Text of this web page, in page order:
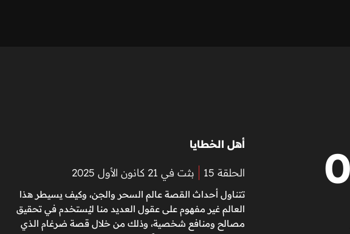
أهل الخطايا
الحلقة 15 بثت في 21 كانون الأول 2025
تتناول أحداث القصة عالم السحر والجن، وكيف يسيطر هذا
العالم غير مفهوم على عقول العديد منا ليُستخدم في تحقيق
مصالح ومنافع شخصية، وذلك من خلال قصة ضرغام الذي